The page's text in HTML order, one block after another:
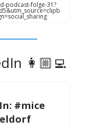
podcast-folge-31?
👩🏼‍💻
#mice